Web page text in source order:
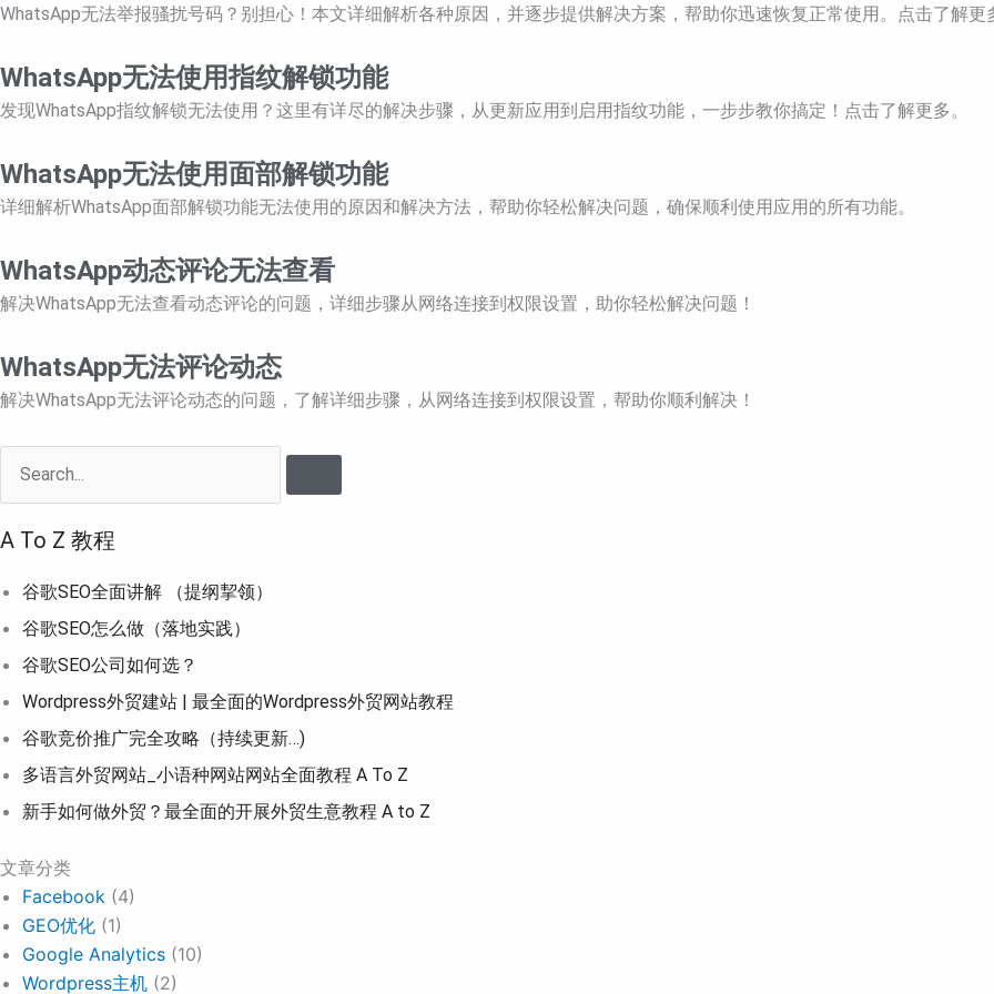
WhatsApp无法举报骚扰号码？别担心！本文详细解析各种原因，并逐步提供解决方案，帮助你迅速恢复正常使用。点击了解更
WhatsApp无法使用指纹解锁功能
发现WhatsApp指纹解锁无法使用？这里有详尽的解决步骤，从更新应用到启用指纹功能，一步步教你搞定！点击了解更多。
WhatsApp无法使用面部解锁功能
详细解析WhatsApp面部解锁功能无法使用的原因和解决方法，帮助你轻松解决问题，确保顺利使用应用的所有功能。
WhatsApp动态评论无法查看
解决WhatsApp无法查看动态评论的问题，详细步骤从网络连接到权限设置，助你轻松解决问题！
WhatsApp无法评论动态
解决WhatsApp无法评论动态的问题，了解详细步骤，从网络连接到权限设置，帮助你顺利解决！
A To Z 教程
谷歌SEO全面讲解 （提纲挈领）
谷歌SEO怎么做（落地实践）
谷歌SEO公司如何选？
Wordpress外贸建站 | 最全面的Wordpress外贸网站教程
谷歌竞价推广完全攻略（持续更新…)
多语言外贸网站_小语种网站网站全面教程 A To Z
新手如何做外贸？最全面的开展外贸生意教程 A to Z
文章分类
Facebook (4)
GEO优化 (1)
Google Analytics (10)
Wordpress主机 (2)